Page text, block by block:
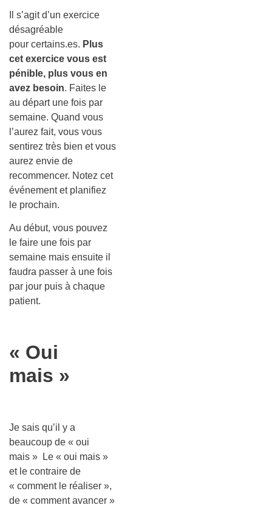
Il s’agit d’un exercice
désagréable
pour certains.es. Plus
cet exercice vous est
pénible, plus vous en
avez besoin. Faites le
au départ une fois par
semaine. Quand vous
l’aurez fait, vous vous
sentirez très bien et vous
aurez envie de
recommencer. Notez cet
événement et planifiez
le prochain.
Au début, vous pouvez
le faire une fois par
semaine mais ensuite il
faudra passer à une fois
par jour puis à chaque
patient.
« Oui
mais »
Je sais qu’il y a
beaucoup de « oui
mais » Le « oui mais »
et le contraire de
« comment le réaliser »,
de « comment avancer »